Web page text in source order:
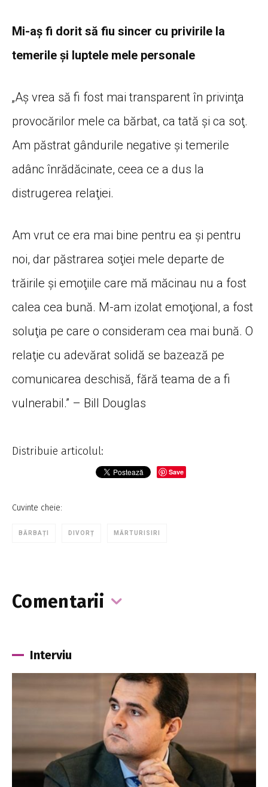
Mi-aş fi dorit să fiu sincer cu privirile la
temerile şi luptele mele personale
„Aş vrea să fi fost mai transparent în privinţa
provocărilor mele ca bărbat, ca tată şi ca soţ.
Am păstrat gândurile negative şi temerile
adânc înrădăcinate, ceea ce a dus la
distrugerea relaţiei.
Am vrut ce era mai bine pentru ea şi pentru
noi, dar păstrarea soţiei mele departe de
trăirile şi emoţiile care mă măcinau nu a fost
calea cea bună. M-am izolat emoţional, a fost
soluţia pe care o consideram cea mai bună. O
relaţie cu adevărat solidă se bazează pe
comunicarea deschisă, fără teama de a fi
vulnerabil.” – Bill Douglas
Distribuie articolul:
Save
Cuvinte cheie:
BĂRBAȚI DIVORȚ MĂRTURISIRI
Comentarii
Interviu